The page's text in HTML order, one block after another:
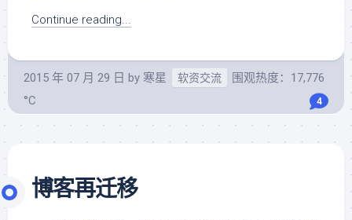
Continue reading...
2015 年 07 月 29 日 by 寒星 软资交流
围观热度：17,776
°C
4
博客再迁移